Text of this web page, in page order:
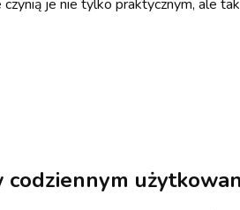
je nie tylko praktycznym, ale
codziennym